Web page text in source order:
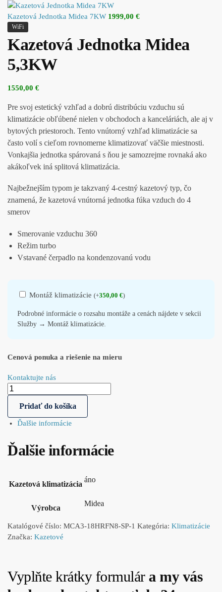
Kazetová Jednotka Midea 7KW 1999,00 €
WiFi
Kazetová Jednotka Midea
5,3KW
1550,00 €
Pre svoj estetický vzhľad a dobrú distribúciu vzduchu sú
klimatizácie obľúbené nielen v obchodoch a kanceláriách, ale aj v
bytových priestoroch. Tento vnútorný vzhľad klimatizácie sa
často volí s cieľom rovnomerne klimatizovať väčšie miestnosti.
Vonkajšia jednotka spárovaná s ňou je samozrejme rovnaká ako
akákoľvek iná splitová klimatizácia.
Najbežnejším typom je takzvaný 4-cestný kazetový typ, čo
znamená, že kazetová vnútorná jednotka fúka vzduch do 4
smerov
Smerovanie vzduchu 360
Režim turbo
Vstavané čerpadlo na kondenzovanú vodu
Montáž klimatizácie (+350,00 €)
Podrobné informácie o rozsahu montáže a cenách nájdete v sekcii
Služby → Montáž klimatizácie.
Cenová ponuka a riešenie na mieru
Kontaktujte nás
Pridať do košíka
Ďalšie informácie
Ďalšie informácie
Kazetová klimatizácia
áno
Výrobca
Midea
Katalógové číslo: MCA3-18HRFN8-SP-1 Kategória: Klimatizácie
Značka: Kazetové
Vyplňte krátky formulára my vás